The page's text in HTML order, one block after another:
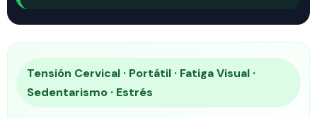
Tensión Cervical · Portátil · Fatiga Visual ·
Sedentarismo · Estrés